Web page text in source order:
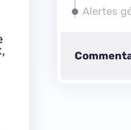
Alertes